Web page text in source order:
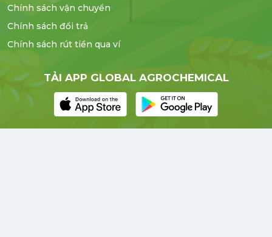
Chính sách vận chuyển
Chính sách đổi trả
Chính sách rút tiền qua ví
TẢI APP GLOBAL AGROCHEMICAL